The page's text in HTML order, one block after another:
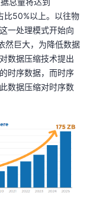
比50%以上。以往物
一处理模式开始向
然巨大，为降低数据
数据压缩技术提出
时序数据，而时序
数据压缩对时序数